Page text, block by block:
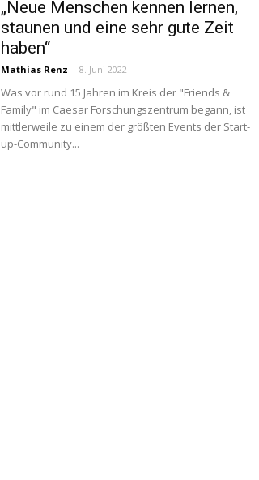
„Neue Menschen kennen lernen,
staunen und eine sehr gute Zeit
haben“
Mathias Renz - 8. Juni 2022
Was vor rund 15 Jahren im Kreis der "Friends &
Family" im Caesar Forschungszentrum begann, ist
mittlerweile zu einem der größten Events der Start-
up-Community...